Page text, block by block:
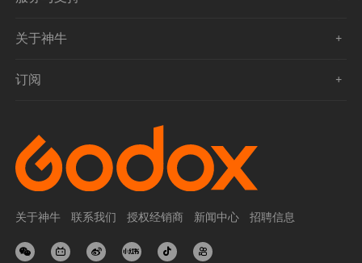
关于神牛
订阅
关于神牛 联系我们 授权经销商 新闻中心 招聘信息